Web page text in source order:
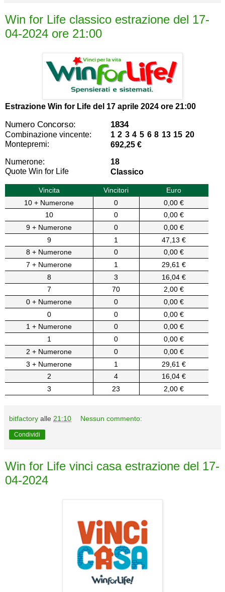
Win for Life classico estrazione del 17-
04-2024 ore 21:00
Estrazione Win for Life del 17 aprile 2024 ore 21:00
Numero Concorso: 1834
Combinazione vincente:
1 2 3 4 5 6 8 13 15 20
Montepremi:
692,25 €
Numerone:
18
Quote Win for Life
Classico
Vincita Vincitori
Euro
10 + Numerone
0
0,00 €
10
0
0,00 €
9 + Numerone
0
0,00 €
9
1
47,13 €
8 + Numerone
0
0,00 €
7 + Numerone
1
29,61 €
8
3
16,04 €
7
70
2,00 €
0 + Numerone
0
0,00 €
0
0
0,00 €
1 + Numerone
0
0,00 €
1
0
0,00 €
2 + Numerone
0
0,00 €
3 + Numerone
1
29,61 €
2
4
16,04 €
3
23 2,00 €
bitfactory alle 21:10 Nessun commento:
Condividi
Win for Life vinci casa estrazione del 17-
04-2024